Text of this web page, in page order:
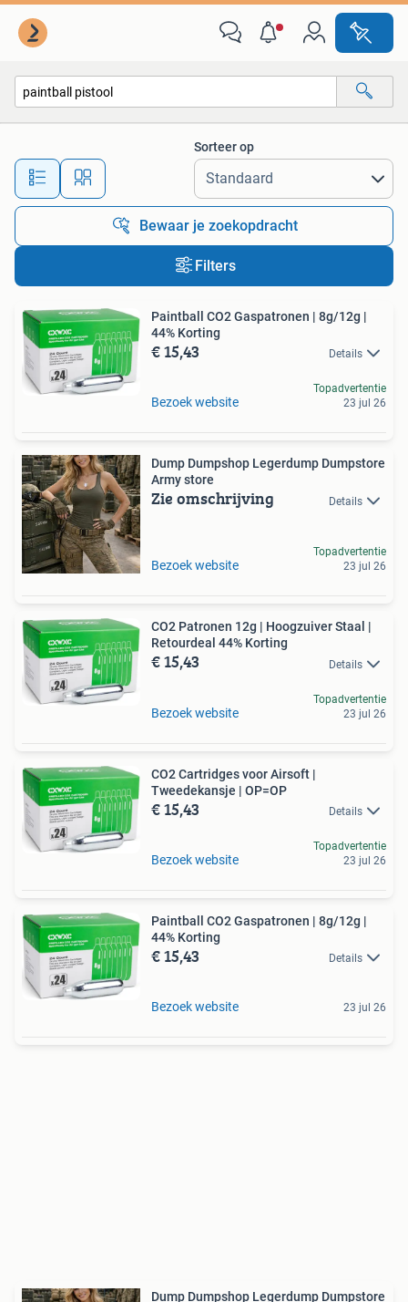
Alle afstanden…
Sorteer op
Bewaar je zoekopdracht
Filters
Paintball CO2 Gaspatronen | 8g/12g |
44% Korting
€ 15,43 Details
Bezoek website
Topadvertentie
23 jul 26
Dump Dumpshop Legerdump Dumpstore
Army store
Zie omschrijving Details
Bezoek website
Topadvertentie
23 jul 26
CO2 Patronen 12g | Hoogzuiver Staal |
Retourdeal 44% Korting
€ 15,43 Details
Bezoek website
Topadvertentie
23 jul 26
CO2 Cartridges voor Airsoft |
Tweedekansje | OP=OP
€ 15,43 Details
Bezoek website
Topadvertentie
23 jul 26
Paintball CO2 Gaspatronen | 8g/12g |
44% Korting
€ 15,43 Details
Bezoek website 23 jul 26
Dump Dumpshop Legerdump Dumpstore